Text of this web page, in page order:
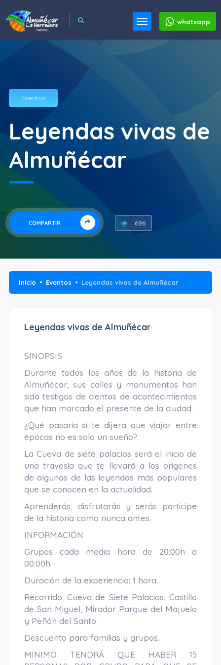
whatsapp
Eventos
Leyendas vivas de
Almuñécar
COMPARTIR 696
Inicio Eventos Leyendas vivas de Almuñécar
Leyendas vivas de Almuñécar
SINOPSIS
Durante todos los años de la historia de
Almuñécar, sus calles y monumentos han
sido testigos de cientos de acontecimientos
que han marcado el presente de la ciudad.
¿Qué pasaría si te dijera que viajar entre
épocas no es solo un sueño?
La Cueva de siete palacios será el inicio de
una travesía que te llevará a los orígenes
de algunas de las leyendas más populares
que se conocen en la actualidad.
Aprenderás, disfrutarás y serás participe
de la historia como nunca antes.
INFORMACIÓN
Grupos cada media hora de 20:00h a
00:00h
Duración de la experiencia: 1 hora.
Recorrido: Cueva de Siete Palacios, Castillo
de San Miguel, Mirador Parque del Majuelo
y Peñón del Santo.
Descuento para familias y grupos.
MINIMO TENDRÁ QUE HABER 15